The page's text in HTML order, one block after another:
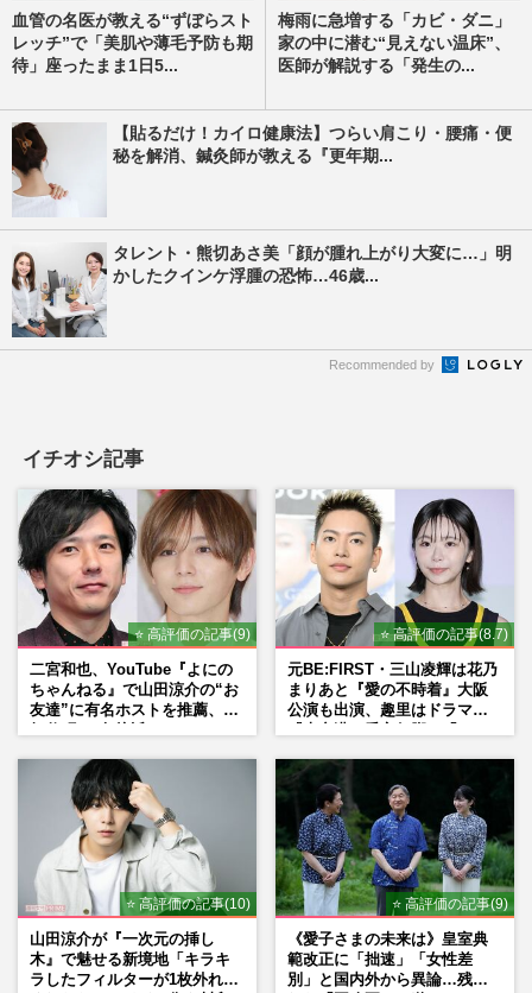
血管の名医が教える“ずぼらスト
レッチ”で「美肌や薄毛予防も期
待」座ったまま1日5...
梅雨に急増する「カビ・ダニ」
家の中に潜む“見えない温床”、
医師が解説する「発生の...
【貼るだけ！カイロ健康法】つらい肩こり・腰痛・便
秘を解消、鍼灸師が教える『更年期...
タレント・熊切あさ美「顔が腫れ上がり大変に…」明
かしたクインケ浮腫の恐怖…46歳...
Recommended by
イチオシ記事
⭐ 高評価の記事(9)
二宮和也、YouTube『よにの
ちゃんねる』で山田涼介の“お
友達”に有名ホストを推薦、歌
⭐ 高評価の記事(8.7)
元BE:FIRST・三山凌輝は花乃
まりあと『愛の不時着』大阪
公演も出演、趣里はドラマ
⭐ 高評価の記事(10)
山田涼介が『一次元の挿し
木』で魅せる新境地「キラキ
ラしたフィルターが1枚外れて
⭐ 高評価の記事(9)
《愛子さまの未来は》皇室典
範改正に「拙速」「女性差
別」と国内外から異論…残さ